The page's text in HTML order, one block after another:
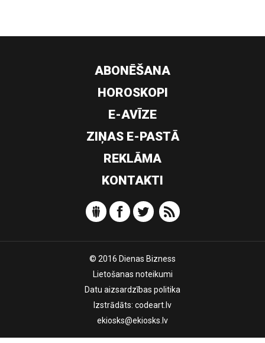
ABONĒŠANA
HOROSKOPI
E-AVĪZE
ZIŅAS E-PASTĀ
REKLĀMA
KONTAKTI
© 2016 Dienas Bizness
Lietošanas noteikumi
Datu aizsardzības politika
Izstrādāts: codeart.lv
ekiosks@ekiosks.lv